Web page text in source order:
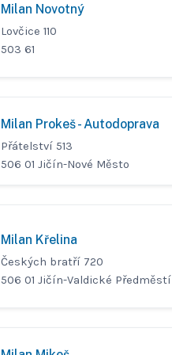
Milan Novotný
Lovčice 110
503 61
Milan Prokeš - Autodoprava
Přátelství 513
506 01 Jičín-Nové Město
Milan Křelina
Českých bratří 720
506 01 Jičín-Valdické Předměstí